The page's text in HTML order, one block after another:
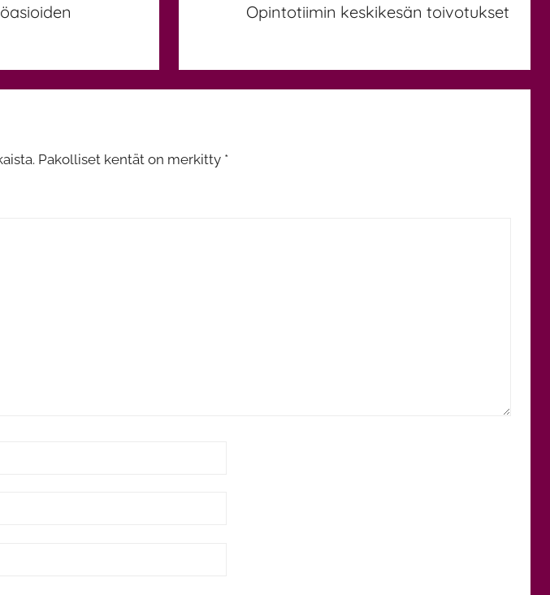
Opintotiimin keskikesän toivotukset
Pakolliset kentät on merkitty *